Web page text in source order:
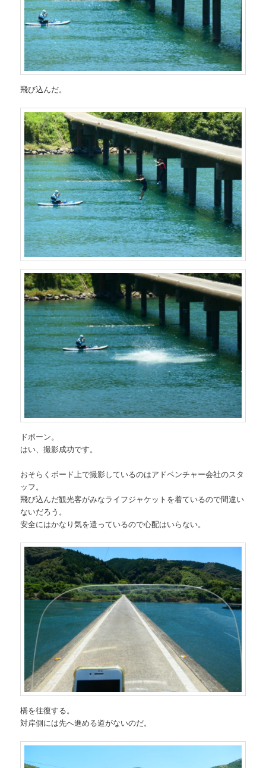
飛び込んだ。
ドボーン。
はい、撮影成功です。
おそらくボード上で撮影しているのはアドベンチャー会社のスタ
ッフ。
飛び込んだ観光客がみなライフジャケットを着ているので間違い
ないだろう。
安全にはかなり気を遣っているので心配はいらない。
橋を往復する。
対岸側には先へ進める道がないのだ。